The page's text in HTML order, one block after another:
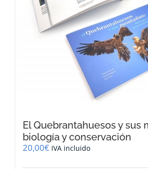
El Quebrantahuesos y sus
biología y conservación
20,00€ IVA incluido